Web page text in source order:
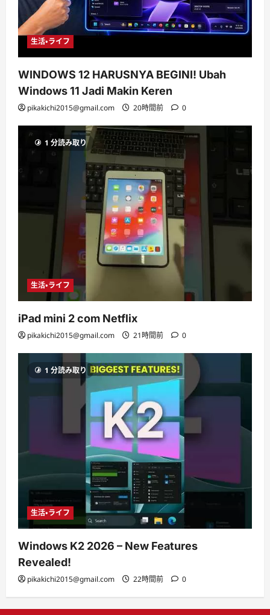
生活・ライフ
WINDOWS 12 HARUSNYA BEGINI! Ubah
Windows 11 Jadi Makin Keren
pikakichi2015@gmail.com 20時間前 0
1 分読み取り
生活・ライフ
iPad mini 2 com Netflix
pikakichi2015@gmail.com 21時間前 0
1 分読み取り
生活・ライフ
Windows K2 2026 – New Features
Revealed!
pikakichi2015@gmail.com 22時間前 0